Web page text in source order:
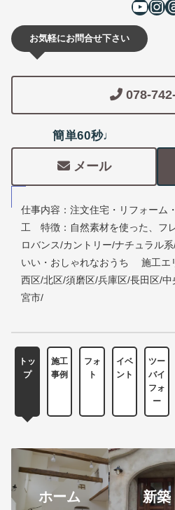
お気軽にお問合せ下さい
078-
簡単60秒♩
メール
仕事内容：注文住宅・リフォーム
工 特徴：自然素材を使った、フ
ロバンス/カントリー/ナチュラル
いい・おしゃれなおうち 施工エ
西区/北区/須磨区/兵庫区/長田区/
宮市/
トッ
プ
施工
事例
フォ
ト
イベ
ント
ツー
バイ
フォ
ー
ホーム 新築